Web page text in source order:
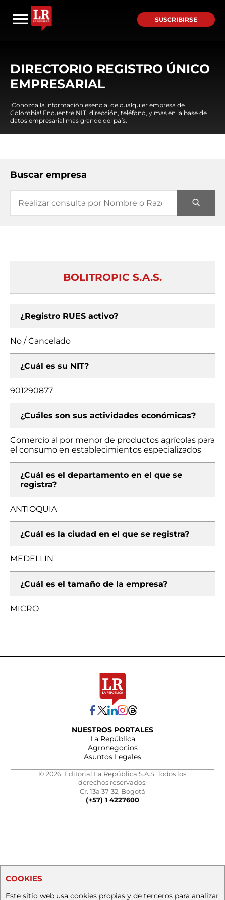
SUSCRIBIRSE
DIRECTORIO REGISTRO ÚNICO
EMPRESARIAL
¡Conozca la información esencial de cualquier empresa de
Colombia! Encuentre NIT, dirección, teléfono, y mas en la base de
datos empresarial mas grande del país.
Buscar empresa
BOLITROPIC S.A.S.
¿Registro RUES activo?
No / Cancelado
¿Cuál es su NIT?
901290877
¿Cuáles son sus actividades económicas?
Comercio al por menor de productos agrícolas para
el consumo en establecimientos especializados
¿Cuál es el departamento en el que se
registra?
ANTIOQUIA
¿Cuál es la ciudad en el que se registra?
MEDELLIN
¿Cuál es el tamaño de la empresa?
MICRO
NUESTROS PORTALES
La República
Agronegocios
Asuntos Legales
© 2026, Editorial La República S.A.S. Todos los
derechos reservados.
Cr. 13a 37-32, Bogotá
(+57) 1 4227600
COOKIES
Este sitio web usa cookies propias y de terceros para analizar